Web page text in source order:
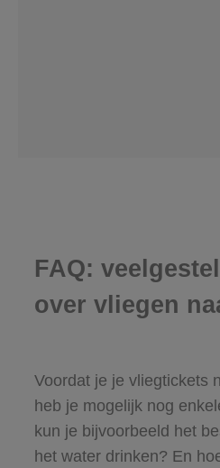
FAQ:
over vliegen
Voordat je je vliegtickets
heb je mogelijk nog
kun je bijvoorbeeld het
het water drinken? En